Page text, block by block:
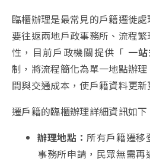
臨櫃辦理是最常見的戶籍遷徙
要往返兩地戶政事務所、流程
性，目前戶政機關提供「 一
制，將流程簡化為單一地點辦
間與交通成本，使戶籍資料更新
遷戶籍的臨櫃辦理詳細資訊如下
辦理地點：所有戶籍遷移
事務所申請，民眾無需